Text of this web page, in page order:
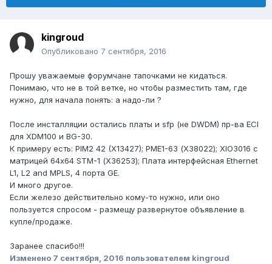
kingroud
Опубликовано 7 сентября, 2016
Прошу уважаемые форумчане тапочками не кидаться.
Понимаю, что не в той ветке, но чтобы разместить там, где
нужно, для начала понять: а надо-ли ?
После инсталляции остались платы и sfp (не DWDM) пр-ва ECI
для XDM100 и BG-30.
К примеру есть: PIM2 42 (X13427); PME1-63 (Х38022); XIO3016 с
матрицей 64х64 STM-1 (Х36253); Плата интерфейсная Ethernet
L1, L2 and MPLS, 4 порта GE.
И много другое.
Если железо действительно кому-то нужно, или оно
пользуется спросом - размещу развернутое объявление в
купле/продаже.
Заранее спасибо!!!
Изменено 7 сентября, 2016 пользователем kingroud